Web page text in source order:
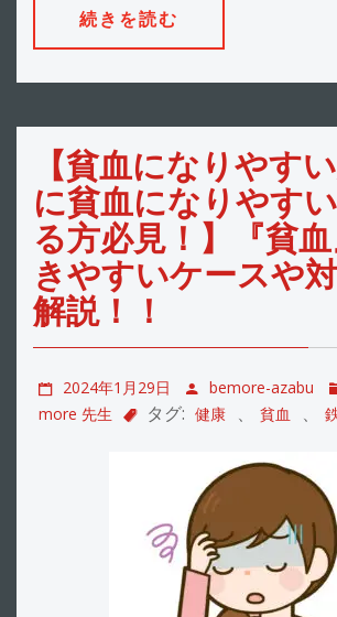
続きを読む
【貧血になりやす
に貧血になりやす
る方必見！】『貧
きやすいケースや
解説！！
2024年1月29日 bemore-azabu
more 先生
タグ: 健康 、 貧血 、